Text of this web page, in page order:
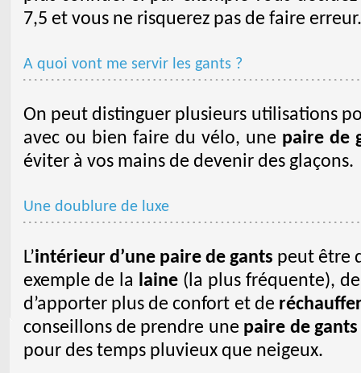
7,5 et vous ne risquerez pas de faire erreur.
A quoi vont me servir les gants ?
On peut distinguer plusieurs utilisations
avec ou bien faire du vélo, une paire de
éviter à vos mains de devenir des glaçons.
Une doublure de luxe
L’intérieur d’une paire de gants peut être
exemple de la laine (la plus fréquente),
d’apporter plus de confort et de
conseillons de prendre une paire de
pour des temps pluvieux que neigeux.